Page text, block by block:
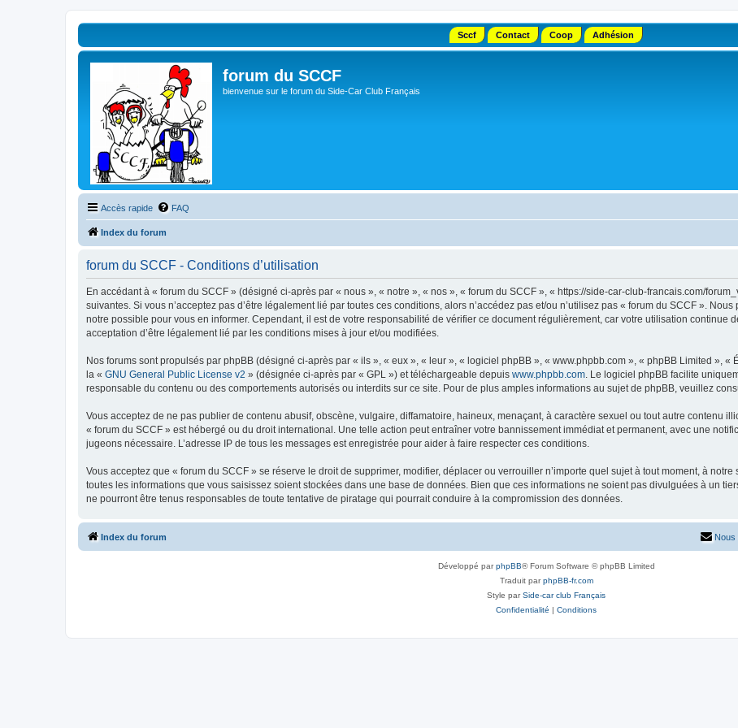
Sccf Contact Coop Adhésion
forum du SCCF
bienvenue sur le forum du Side-Car Club Français
Accès rapide FAQ
Index du forum
forum du SCCF - Conditions d’utilisation
En accédant à « forum du SCCF » (désigné ci-après par « nous », « notre », « nos », « forum du SCCF », « https://side-car-club-francais.com/
suivantes. Si vous n’acceptez pas d’être légalement lié par toutes ces conditions, alors n’accédez pas et/ou n’utilisez pas « forum du SCCF ».
notre possible pour vous en informer. Cependant, il est de votre responsabilité de vérifier ce document régulièrement, car votre utilisation continue
acceptation d’être légalement lié par les conditions mises à jour et/ou modifiées.
Nos forums sont propulsés par phpBB (désigné ci-après par « ils », « eux », « leur », « logiciel phpBB », « www.phpbb.com », « phpBB Limited »,
la « GNU General Public License v2 » (désignée ci-après par « GPL ») et téléchargeable depuis www.phpbb.com. Le logiciel phpBB facilite
responsable du contenu ou des comportements autorisés ou interdits sur ce site. Pour de plus amples informations au sujet de phpBB, veuillez
Vous acceptez de ne pas publier de contenu abusif, obscène, vulgaire, diffamatoire, haineux, menaçant, à caractère sexuel ou tout autre contenu
« forum du SCCF » est hébergé ou du droit international. Une telle action peut entraîner votre bannissement immédiat et permanent, avec une
jugeons nécessaire. L’adresse IP de tous les messages est enregistrée pour aider à faire respecter ces conditions.
Vous acceptez que « forum du SCCF » se réserve le droit de supprimer, modifier, déplacer ou verrouiller n’importe quel sujet à tout moment, à
toutes les informations que vous saisissez soient stockées dans une base de données. Bien que ces informations ne soient pas divulguées à un
ne pourront être tenus responsables de toute tentative de piratage qui pourrait conduire à la compromission des données.
Index du forum Nous
Développé parphpBB® Forum Software © phpBB Limited
Traduit parphpBB-fr.com
Style parSide-car club Français
Confidentialité | Conditions